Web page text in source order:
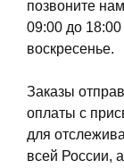
позвоните
09:00 до 18:00
воскресенье.
Заказы
оплаты с
для
всей России,